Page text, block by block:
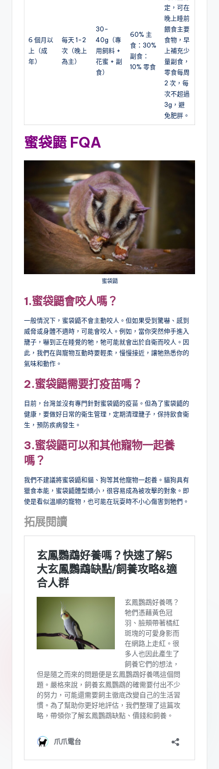
6 個月以
上（成
年）
每天 1-2
次（晚上
為主）
30-
40g（專
用飼料 +
花蜜 + 副
食）
60% 主
食：30%
副食：
10% 零食
定，可在
晚上睡前
餵食主要
食物，早
上補充少
量副食，
零食每周
2 次，每
次不超過
3g，避
免肥胖。
蜜袋鼯 FQA
蜜袋鼯
1.蜜袋鼯會咬人嗎？
一般情況下，蜜袋鼯不會主動咬人。但如果受到驚嚇、感到
威脅或身體不適時，可能會咬人。例如，當你突然伸手進入
籠子，嚇到正在睡覺的牠，牠可能就會出於自衛而咬人。因
此，我們在與寵物互動時要輕柔，慢慢接近，讓牠熟悉你的
氣味和動作。
2.蜜袋鼯需要打疫苗嗎？
目前，台灣並沒有專門針對蜜袋鼯的疫苗。但為了蜜袋鼯的
健康，要做好日常的衛生管理，定期清理籠子，保持飲食衛
生，預防疾病發生。
3.蜜袋鼯可以和其他寵物一起養
嗎？
我們不建議將蜜袋鼯和貓、狗等其他寵物一起養。貓狗具有
獵食本能，蜜袋鼯體型嬌小，很容易成為被攻擊的對象。即
使是看似溫順的寵物，也可能在玩耍時不小心傷害到牠們。
拓展閱讀